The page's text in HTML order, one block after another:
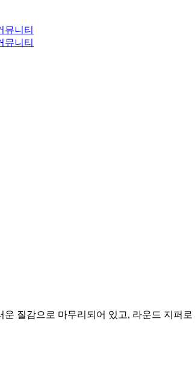
뮤니티
뮤니티
질감으로 마무리되어 있고, 라운드 지퍼